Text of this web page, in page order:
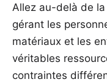
Allez au-delà de
gérant les
matériaux et les
véritables
contraintes